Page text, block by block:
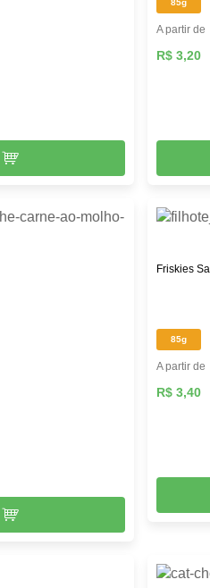
85g
A partir de
R$ 3,20
Friskies
85g
A partir de
R$ 3,40